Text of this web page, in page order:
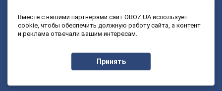
3 класс 9 класс
Вместе с нашими партнерами сайт OBOZ.UA использует
cookie, чтобы обеспечить должную работу сайта, а контент
и реклама отвечали вашим интересам.
Принять